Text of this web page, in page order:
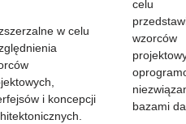
w celu
i koncepcji
celu
wzorców
bazami